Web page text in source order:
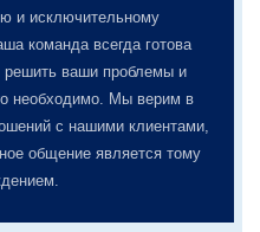
и исключительному
команда всегда готова
решить ваши проблемы и
необходимо. Мы верим в
с нашими клиентами,
общение является тому